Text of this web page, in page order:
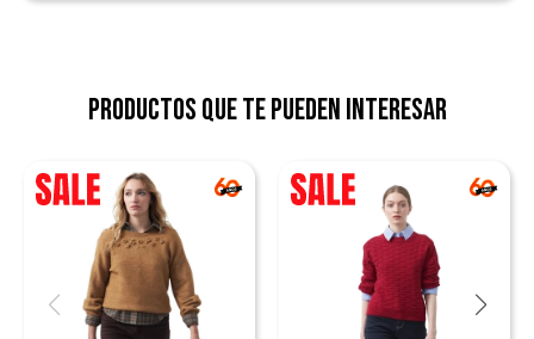
Productos que te pueden interesar